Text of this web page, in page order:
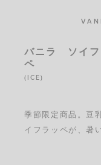
バニラ ソイフ
ペ
(ICE)
季節限定商品。豆
イフラッペが、暑